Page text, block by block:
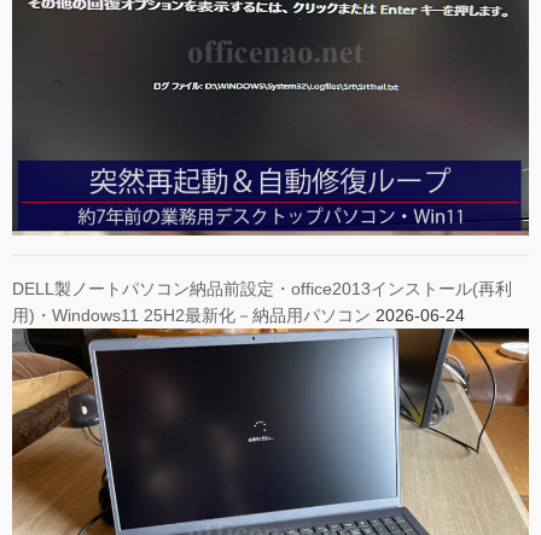
DELL製ノートパソコン納品前設定・office2013インストール(再利
用)・Windows11 25H2最新化－納品用パソコン 2026-06-24